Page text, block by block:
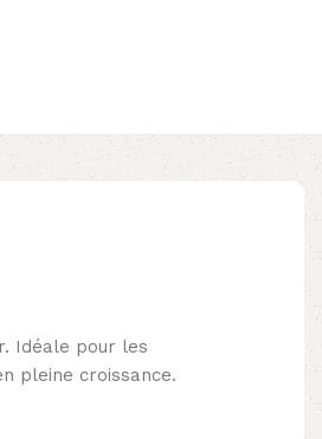
Idéale pour les
pleine croissance.